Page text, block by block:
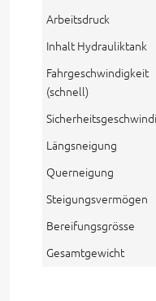
Arbeitsdruck
Inhalt Hydrauliktank
Fahrgeschwindigkeit
(schnell)
Längsneigung
Querneigung
Steigungsvermögen
Bereifungsgrösse
Gesamtgewicht